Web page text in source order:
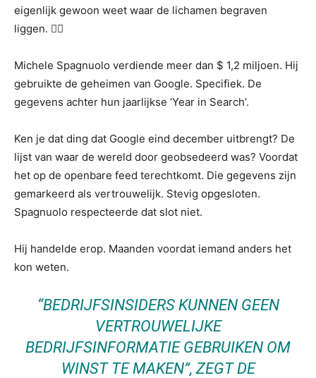
eigenlijk gewoon weet waar de lichamen begraven
liggen. 🕵️‍♂️
Michele Spagnuolo verdiende meer dan $ 1,2 miljoen. Hij
gebruikte de geheimen van Google. Specifiek. De
gegevens achter hun jaarlijkse ‘Year in Search’.
Ken je dat ding dat Google eind december uitbrengt? De
lijst van waar de wereld door geobsedeerd was? Voordat
het op de openbare feed terechtkomt. Die gegevens zijn
gemarkeerd als vertrouwelijk. Stevig opgesloten.
Spagnuolo respecteerde dat slot niet.
Hij handelde erop. Maanden voordat iemand anders het
kon weten.
“BEDRIJFSINSIDERS KUNNEN GEEN
VERTROUWELIJKE
BEDRIJFSINFORMATIE GEBRUIKEN OM
WINST TE MAKEN”, ZEGT DE